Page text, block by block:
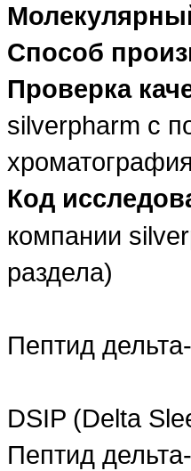
Способ
Проверка
silverpharm с
Код
компании
раздела)
Пептид
DSIP (Delta
Пептид